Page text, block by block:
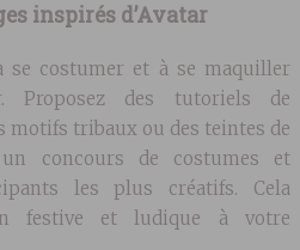
inspirés d’Avatar
se costumer et à se maquiller
Proposez des tutoriels de
motifs tribaux ou des teintes de
concours de costumes et
les plus créatifs. Cela
festive et ludique à votre